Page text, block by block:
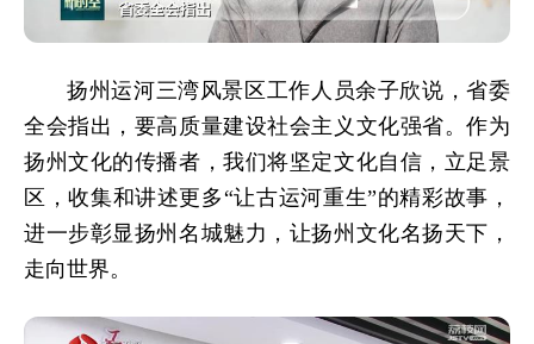
扬州运河三湾风景区工作人员余子欣说，省委
全会指出，要高质量建设社会主义文化强省。作为
扬州文化的传播者，我们将坚定文化自信，立足景
区，收集和讲述更多“让古运河重生”的精彩故事，
进一步彰显扬州名城魅力，让扬州文化名扬天下，
走向世界。